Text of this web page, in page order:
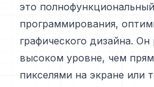
это
программирования,
графического дизайна. Он
высоком уровне, чем
пикселями на экране или